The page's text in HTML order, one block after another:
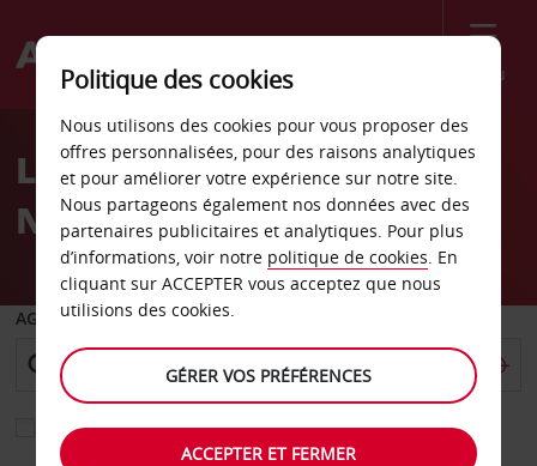
Menu
Welcome
AvisLocation de voiture
Nordhausen
AGENCE DE DÉPART
Sélectionnez une autre agence de retour
Politique des cookies
Nous utilisons des cookies pour vous proposer des
offres personnalisées, pour des raisons analytiques
et pour améliorer votre expérience sur notre site.
Nous partageons également nos données avec des
partenaires publicitaires et analytiques. Pour plus
d’informations, voir notre politique de cookies. En
cliquant sur ACCEPTER vous acceptez que nous
utilisions des cookies.
GÉRER VOS PRÉFÉRENCES
ACCEPTER ET FERMER